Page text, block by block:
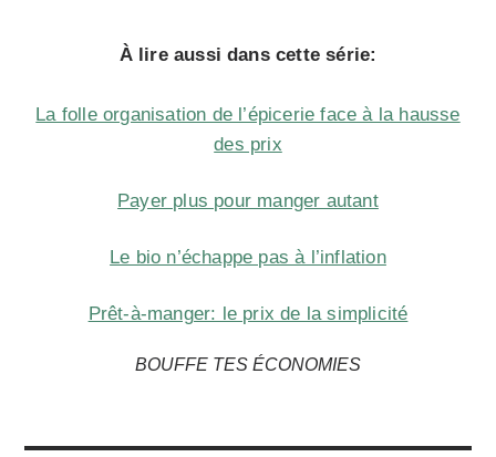
À lire aussi dans cette série:
La folle organisation de l’épicerie face à la hausse
des prix
Payer plus pour manger autant
Le bio n’échappe pas à l’inflation
Prêt-à-manger: le prix de la simplicité
BOUFFE TES ÉCONOMIES